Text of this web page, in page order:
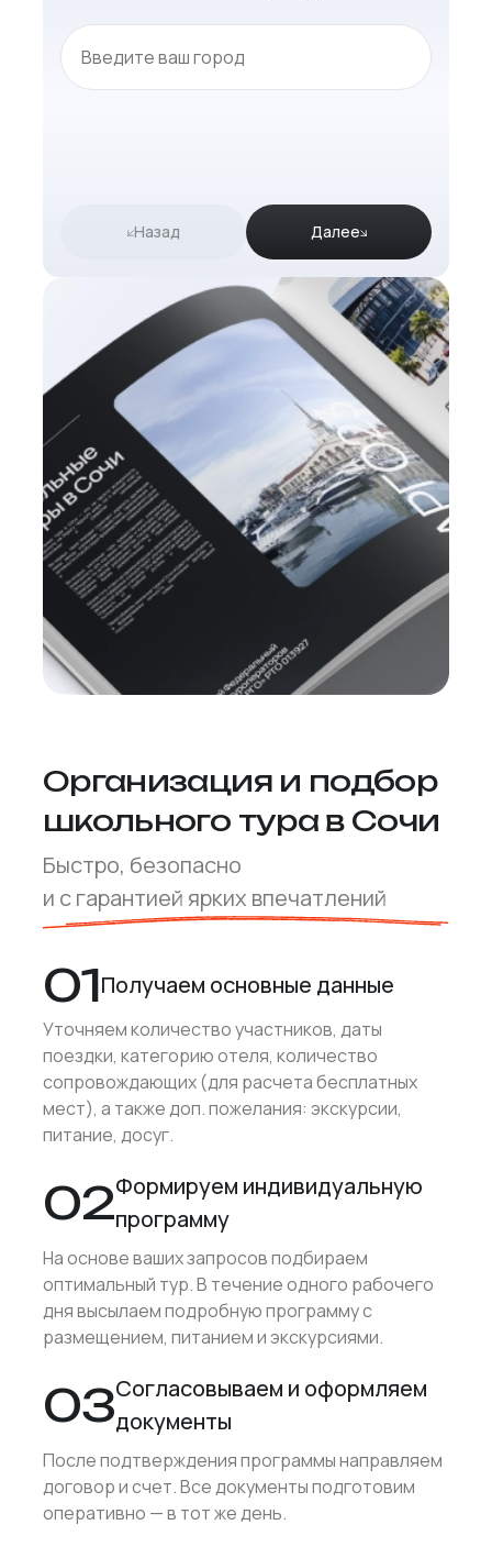
Назад Далее
Организация и подбор
школьного тура в Сочи
Быстро, безопасно
и с гарантией ярких впечатлений
01Получаем основные данные
Уточняем количество участников, даты
поездки, категорию отеля, количество
сопровождающих (для расчета бесплатных
мест), а также доп. пожелания: экскурсии,
питание, досуг.
02Формируем индивидуальную
программу
На основе ваших запросов подбираем
оптимальный тур. В течение одного рабочего
дня высылаем подробную программу с
размещением, питанием и экскурсиями.
03Согласовываем и оформляем
документы
После подтверждения программы направляем
договор и счет. Все документы подготовим
оперативно — в тот же день.